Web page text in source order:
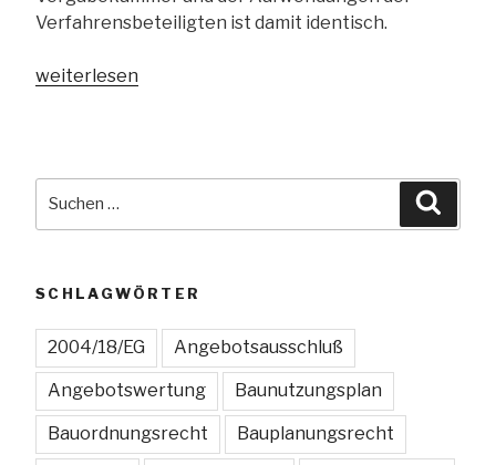
Verfahrensbeteiligten ist damit identisch.
„Wer
wenn
sich
der
erledigt?“
weiterlesen
nach:
SCHLAGWÖRTER
2004/18/EG Angebotsausschluß
Angebotswertung Baunutzungsplan
Bauordnungsrecht Bauplanungsrecht